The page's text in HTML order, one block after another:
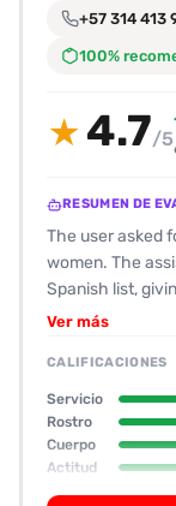
fácilmente.+57 314 413
100%
★ 4.7/5
RESUMEN DE
The user asked
women. The
Spanish list,
key features
and follows
user‑friendly
senior‑focused
female‑friendly
Ver más
CALIFICACIONES
Servicio
Rostro
Cuerpo
Actitud